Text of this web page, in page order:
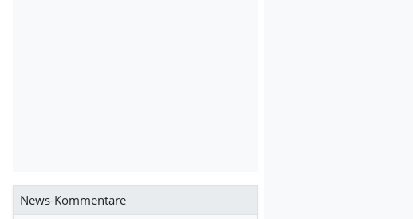
News-Kommentare